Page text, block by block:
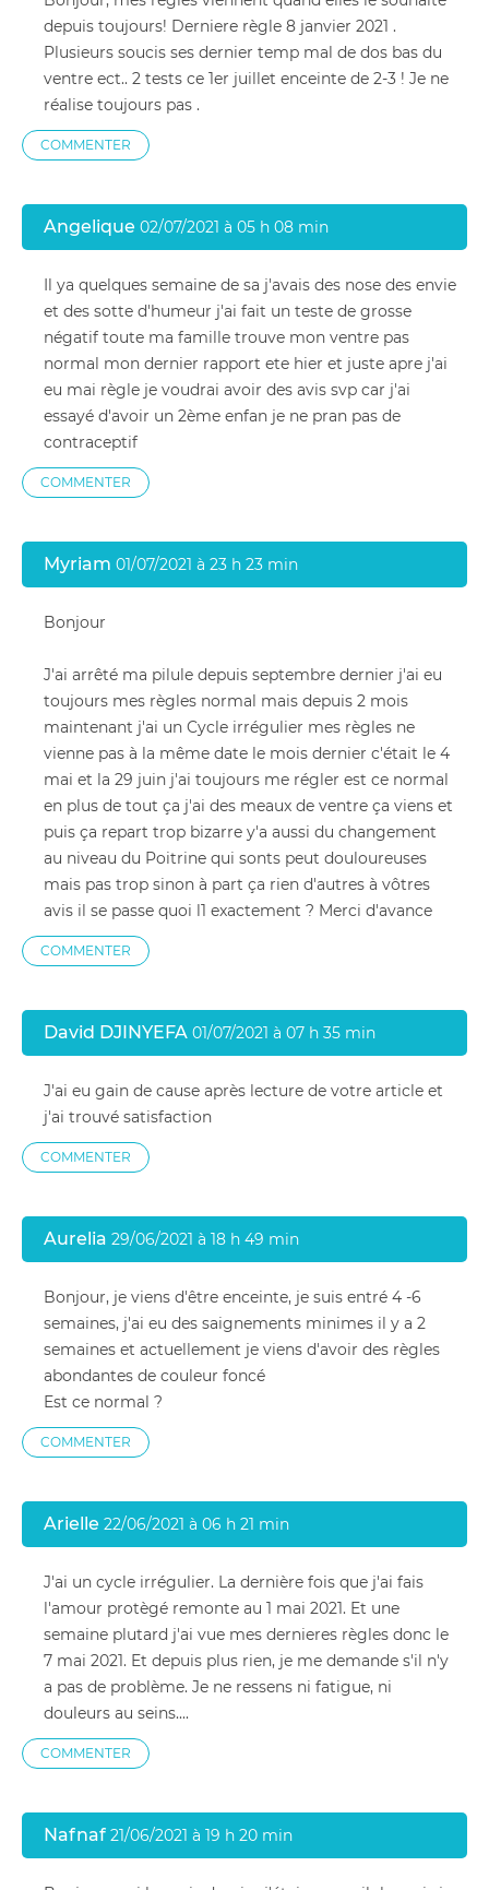
depuis toujours! Derniere règle 8 janvier 2021 .
Plusieurs soucis ses dernier temp mal de dos bas du
ventre ect.. 2 tests ce 1er juillet enceinte de 2-3 ! Je ne
réalise toujours pas .
COMMENTER
Angelique 02/07/2021 à 05 h 08 min
Il ya quelques semaine de sa j'avais des nose des envie
et des sotte d'humeur j'ai fait un teste de grosse
négatif toute ma famille trouve mon ventre pas
normal mon dernier rapport ete hier et juste apre j'ai
eu mai règle je voudrai avoir des avis svp car j'ai
essayé d'avoir un 2ème enfan je ne pran pas de
contraceptif
COMMENTER
Myriam 01/07/2021 à 23 h 23 min
Bonjour
J'ai arrêté ma pilule depuis septembre dernier j'ai eu
toujours mes règles normal mais depuis 2 mois
maintenant j'ai un Cycle irrégulier mes règles ne
vienne pas à la même date le mois dernier c'était le 4
mai et la 29 juin j'ai toujours me régler est ce normal
en plus de tout ça j'ai des meaux de ventre ça viens et
puis ça repart trop bizarre y'a aussi du changement
au niveau du Poitrine qui sonts peut douloureuses
mais pas trop sinon à part ça rien d'autres à vôtres
avis il se passe quoi l1 exactement ? Merci d'avance
COMMENTER
David DJINYEFA 01/07/2021 à 07 h 35 min
J'ai eu gain de cause après lecture de votre article et
j'ai trouvé satisfaction
COMMENTER
Aurelia 29/06/2021 à 18 h 49 min
Bonjour, je viens d'être enceinte, je suis entré 4 -6
semaines, j'ai eu des saignements minimes il y a 2
semaines et actuellement je viens d'avoir des règles
abondantes de couleur foncé
Est ce normal ?
COMMENTER
Arielle 22/06/2021 à 06 h 21 min
J'ai un cycle irrégulier. La dernière fois que j'ai fais
l'amour protègé remonte au 1 mai 2021. Et une
semaine plutard j'ai vue mes dernieres règles donc le
7 mai 2021. Et depuis plus rien, je me demande s'il n'y
a pas de problème. Je ne ressens ni fatigue, ni
douleurs au seins....
COMMENTER
Nafnaf 21/06/2021 à 19 h 20 min